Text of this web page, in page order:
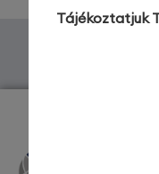
Tájékoztatjuk